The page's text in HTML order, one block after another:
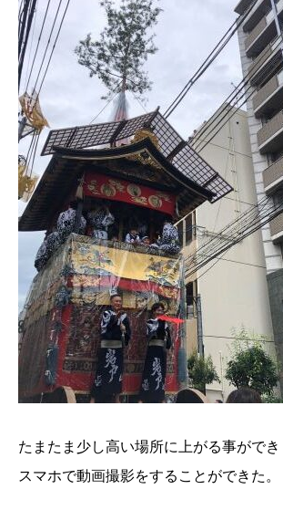
たまたま少し高い場所に上がる事ができ
スマホで動画撮影をすることができた。